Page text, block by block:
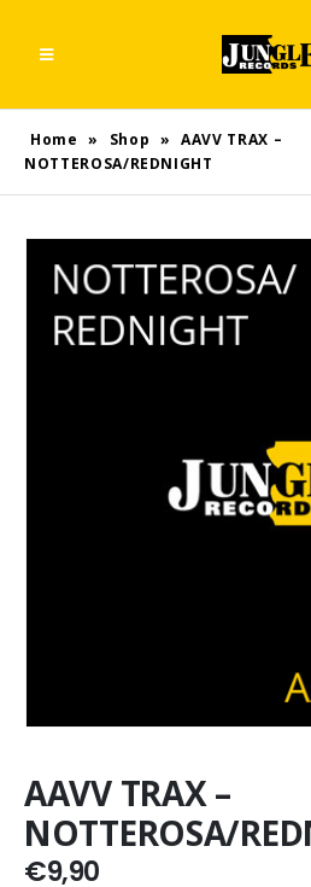
Home » Shop » AAVV TRAX –
NOTTEROSA/REDNIGHT
AAVV TRAX –
NOTTEROSA/
€9,90